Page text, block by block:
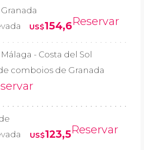
US$154,6Reservar
- Costa del Sol
comboios de Granada
US$123,5Reservar